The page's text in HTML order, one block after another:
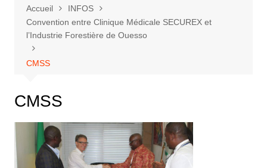
Accueil
INFOS
Convention entre Clinique Médicale SECUREX et
l’Industrie Forestière de Ouesso
CMSS
CMSS